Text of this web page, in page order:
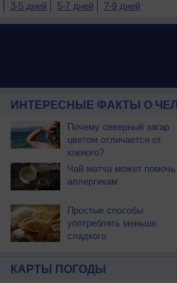
3-5 дней 5-7 дней 7-9 дней
ИНТЕРЕСНЫЕ ФАКТЫ О
Почему северный загар
цветом отличается от
южного?
Чай матча может помочь
аллергикам
Простые способы
употреблять меньше
сладкого
КАРТЫ ПОГОДЫ